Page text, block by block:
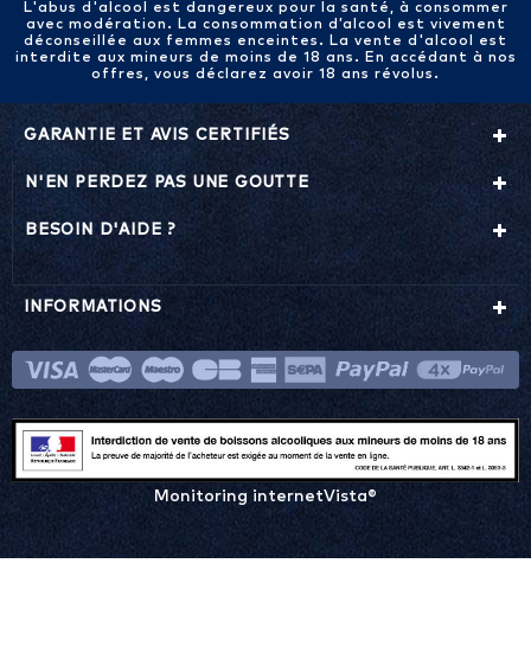
L'abus d'alcool est dangereux pour la santé, à consommer
avec modération. La consommation d’alcool est vivement
déconseillée aux femmes enceintes. La vente d'alcool est
interdite aux mineurs de moins de 18 ans. En accédant à nos
offres, vous déclarez avoir 18 ans révolus.
GARANTIE ET AVIS CERTIFIÉS
N'EN PERDEZ PAS UNE GOUTTE
BESOIN D'AIDE ?
INFORMATIONS
Monitoring internetVista®